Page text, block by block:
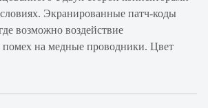
Экранированные патч-коды
возможно воздействие
помех на медные проводники. Цвет